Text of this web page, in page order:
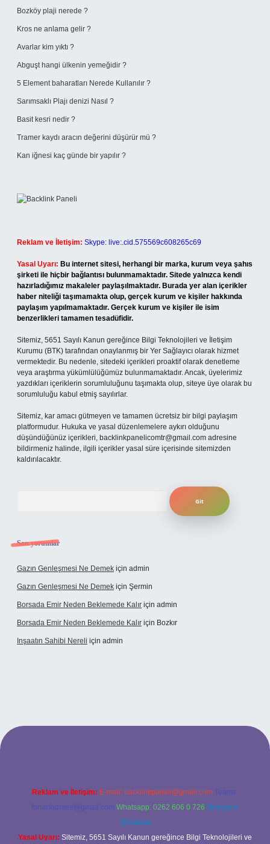
Bozköy plaji nerede ?
Kros ne anlama gelir ?
Avarlar kim yıktı ?
Abguşt hangi ülkenin yemeğidir ?
5 Element baharatları Nerede Kullanılır ?
Sarımsaklı Plajı denizi Nasıl ?
Basit kesri nedir ?
Tramer kaydı aracın değerini düşürür mü ?
Kan iğnesi kaç günde bir yapılır ?
Reklam ve İletişim: Skype: live:.cid.575569c608265c69
Yasal Uyarı: Bu internet sitesi, herhangi bir marka, kurum veya şahıs
şirketi ile hiçbir bağlantısı bulunmamaktadır. Sitede yalnızca kendi
hazırladığımız makaleler paylaşılmaktadır. Burada yer alan içerikler
haber niteliği taşımamakta olup, gerçek kurum ve kişiler hakkında
paylaşım yapılmamaktadır. Gerçek kurum ve kişiler ile isim
benzerlikleri tamamen tesadüfidir.
Sitemiz, 5651 Sayılı Kanun gereğince Bilgi Teknolojileri ve İletişim
Kurumu (BTK) tarafından onaylanmış bir Yer Sağlayıcı olarak hizmet
vermektedir. Bu nedenle, sitedeki içerikleri proaktif olarak denetleme
veya araştırma yükümlülüğümüz bulunmamaktadır. Ancak, üyelerimiz
yazdıkları içeriklerin sorumluluğunu taşımakta olup, siteye üye olarak bu
sorumluluğu kabul etmiş sayılırlar.
Sitemiz, kar amacı gütmeyen ve tamamen ücretsiz bir bilgi paylaşım
platformudur. Hukuka ve yasal düzenlemelere aykırı olduğunu
düşündüğünüz içerikleri, backlinkpanelicomtr@gmail.com adresine
bildirmeniz halinde, ilgili içerikler yasal süre içerisinde sitemizden
kaldırılacaktır.
Son yorumlar
Gazın Genleşmesi Ne Demek için admin
Gazın Genleşmesi Ne Demek için Şermin
Borsada Emir Neden Beklemede Kalır için admin
Borsada Emir Neden Beklemede Kalır için Bozkır
Inşaatın Sahibi Nereli için admin
Reklam ve İletişim: E-mail: backlinkpaneli@gmail.com Teams:
forumhizmeti@gmail.com Whatsapp: 0262 606 0 726 Telegram:
@karabul
Yasal Uyarı: Sitemiz, 5651 Sayılı Kanun gereğince Bilgi Teknolojileri ve